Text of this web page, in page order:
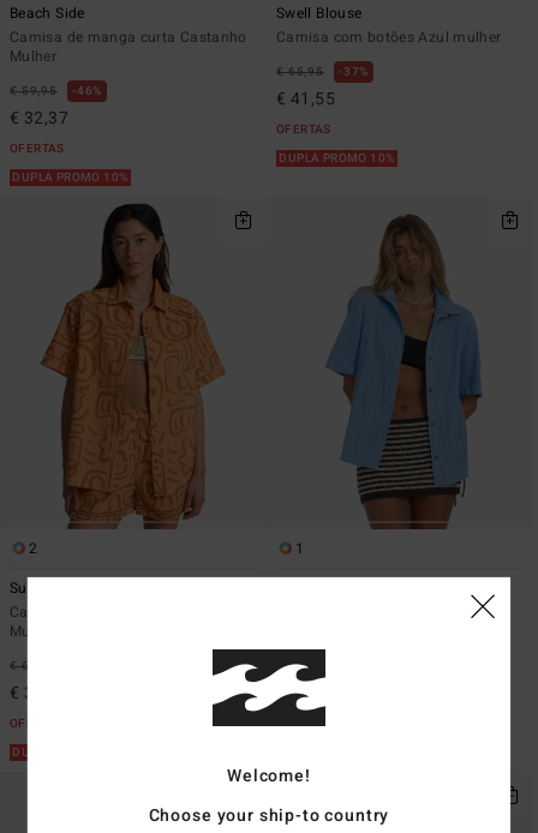
Beach Side
Camisa de manga curta Castanho
Mulher
€ 59,95 46%
€ 32,37
OFERTAS
DUPLA PROMO 10%
Swell Blouse
Camisa com botões Azul mulher
€ 65,95 37%
€ 41,55
OFERTAS
DUPLA PROMO 10%
2
Summers End
Camisa de manga curta Laranja
Mulher
€ 65,95
€ 35,61
OFERTAS
DUPLA PROMO 10%
1
Camisa de manga curta Azul
€ 59,95
€ 32,37
OFERTAS
Welcome!
Choose your ship-to country